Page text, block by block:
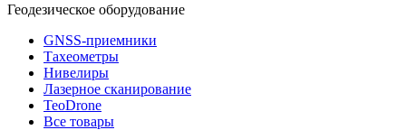
Геодезическое оборудование
GNSS-приемники
Тахеометры
Нивелиры
Лазерное сканирование
TeoDrone
Все товары